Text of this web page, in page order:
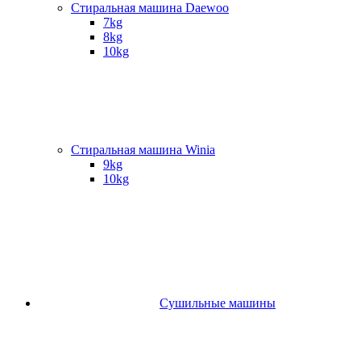
Стиральная машина Daewoo
7kg
8kg
10kg
Стиральная машина Winia
9kg
10kg
Сушильные машины